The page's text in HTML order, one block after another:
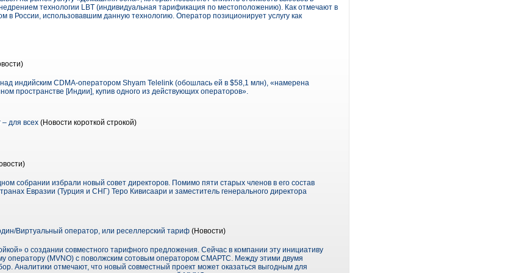
технологии LBT (индивидуальная тарификация по местоположению). Как отмечают в
России, использовавшим данную технологию. Оператор позиционирует услугу как
индийским CDMA-оператором Shyam Telelink (обошлась ей в $58,1 млн), «намерена
пространстве [Индии], купив одного из действующих операторов».
для всех (Новости короткой строкой)
собрании избрали новый совет директоров. Помимо пяти старых членов в его состав
Евразии (Турция и СНГ) Теро Кивисаари и заместитель генерального директора
Виртуальный оператор, или реселлерский тариф (Новости)
о создании совместного тарифного предложения. Сейчас в компании эту инициативу
оператору (MVNO) с поволжским сотовым оператором СМАРТС. Между этими двумя
Аналитики отмечают, что новый совместный проект может оказаться выгодным для